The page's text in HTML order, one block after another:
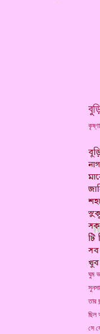
*
ঘুম
তার
ছিল
সে